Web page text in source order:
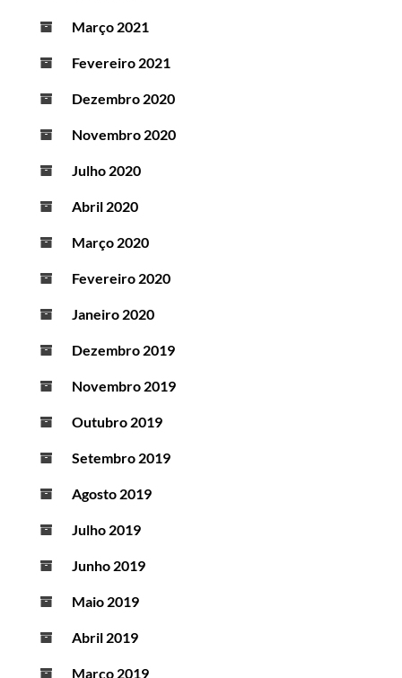
Março 2021
Fevereiro 2021
Dezembro 2020
Novembro 2020
Julho 2020
Abril 2020
Março 2020
Fevereiro 2020
Janeiro 2020
Dezembro 2019
Novembro 2019
Outubro 2019
Setembro 2019
Agosto 2019
Julho 2019
Junho 2019
Maio 2019
Abril 2019
Março 2019